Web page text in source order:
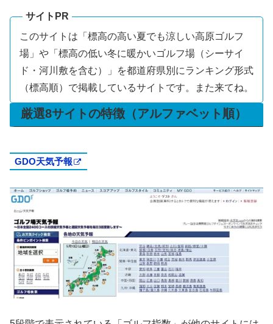
サイトPR
このサイトは「標高の高い夏でも涼しい高原ゴルフ
場」や「標高の低い冬に暖かいゴルフ場（シーサイ
ド・河川敷を含む）」を都道府県別にランキング形式
（標高順）で掲載しているサイトです。また来てね。
厳選8サイトの特徴（アルファベット順）
GDO天気予報